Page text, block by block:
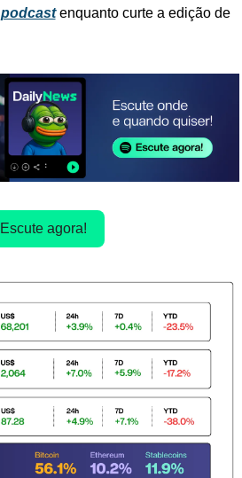
podcast enquanto curte a edição de
Escute agora!